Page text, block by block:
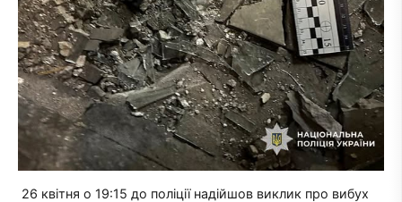
26 квітня о 19:15 до поліції надійшов виклик про вибух